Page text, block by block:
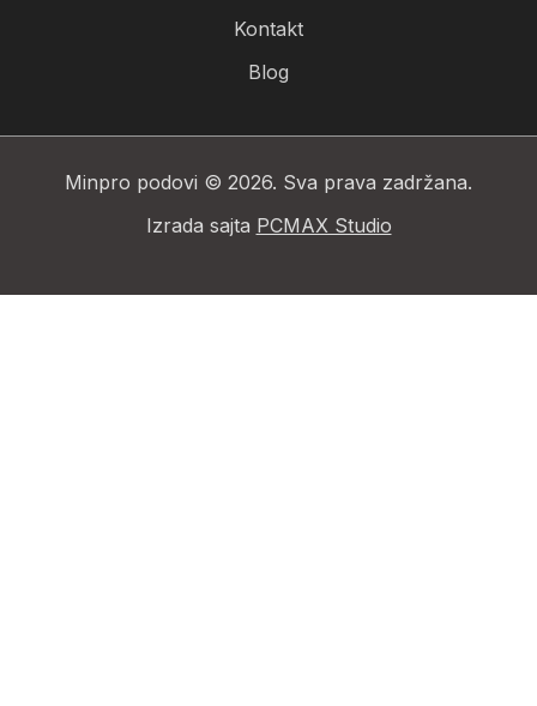
Kontakt
Blog
Minpro podovi © 2026. Sva prava zadržana.
Izrada sajta PCMAX Studio